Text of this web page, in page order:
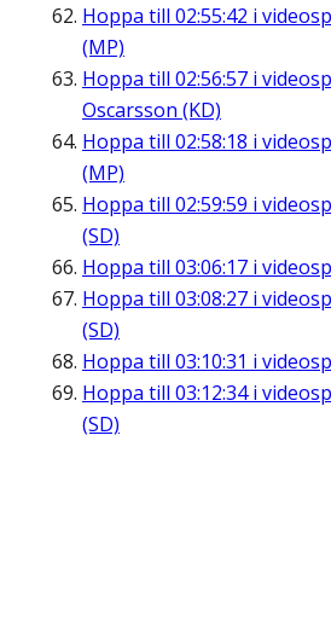
Hoppa till 02:55:42 i
(MP)
Hoppa till 02:56:57 i
Oscarsson (KD)
Hoppa till 02:58:18 i
(MP)
Hoppa till 02:59:59 i
(SD)
Hoppa till 03:06:17 i
Hoppa till 03:08:27 i
(SD)
Hoppa till 03:10:31 i
Hoppa till 03:12:34i
(SD)